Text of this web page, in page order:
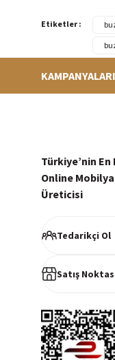
Etiketler :
Siparişleriniz en
%100 müşteri
Türkiye’nin En
Online Mobilya
Üreticisi
Tedarikçi Ol
Satış